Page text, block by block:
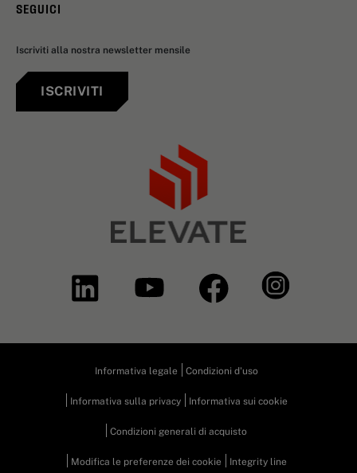
SEGUICI
Iscriviti alla nostra newsletter mensile
ISCRIVITI
Informativa legale Condizioni d'uso
Informativa sulla privacy Informativa sui cookie
Condizioni generali di acquisto
Modifica le preferenze dei cookie Integrity line